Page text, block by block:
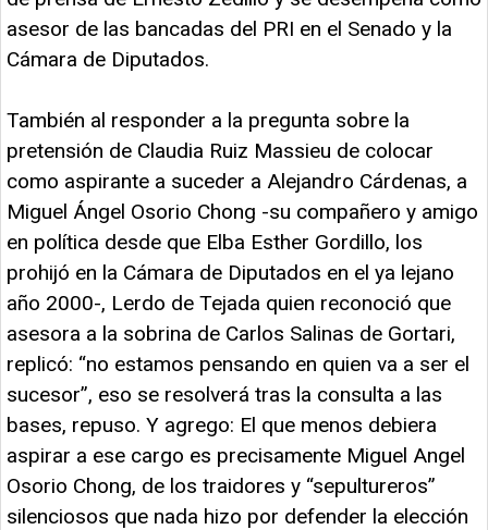
asesor de las bancadas del PRI en el Senado y la
Cámara de Diputados.
También al responder a la pregunta sobre la
pretensión de Claudia Ruiz Massieu de colocar
como aspirante a suceder a Alejandro Cárdenas, a
Miguel Ángel Osorio Chong -su compañero y amigo
en política desde que Elba Esther Gordillo, los
prohijó en la Cámara de Diputados en el ya lejano
año 2000-, Lerdo de Tejada quien reconoció que
asesora a la sobrina de Carlos Salinas de Gortari,
replicó: “no estamos pensando en quien va a ser el
sucesor”, eso se resolverá tras la consulta a las
bases, repuso. Y agrego: El que menos debiera
aspirar a ese cargo es precisamente Miguel Angel
Osorio Chong, de los traidores y “sepultureros”
silenciosos que nada hizo por defender la elección